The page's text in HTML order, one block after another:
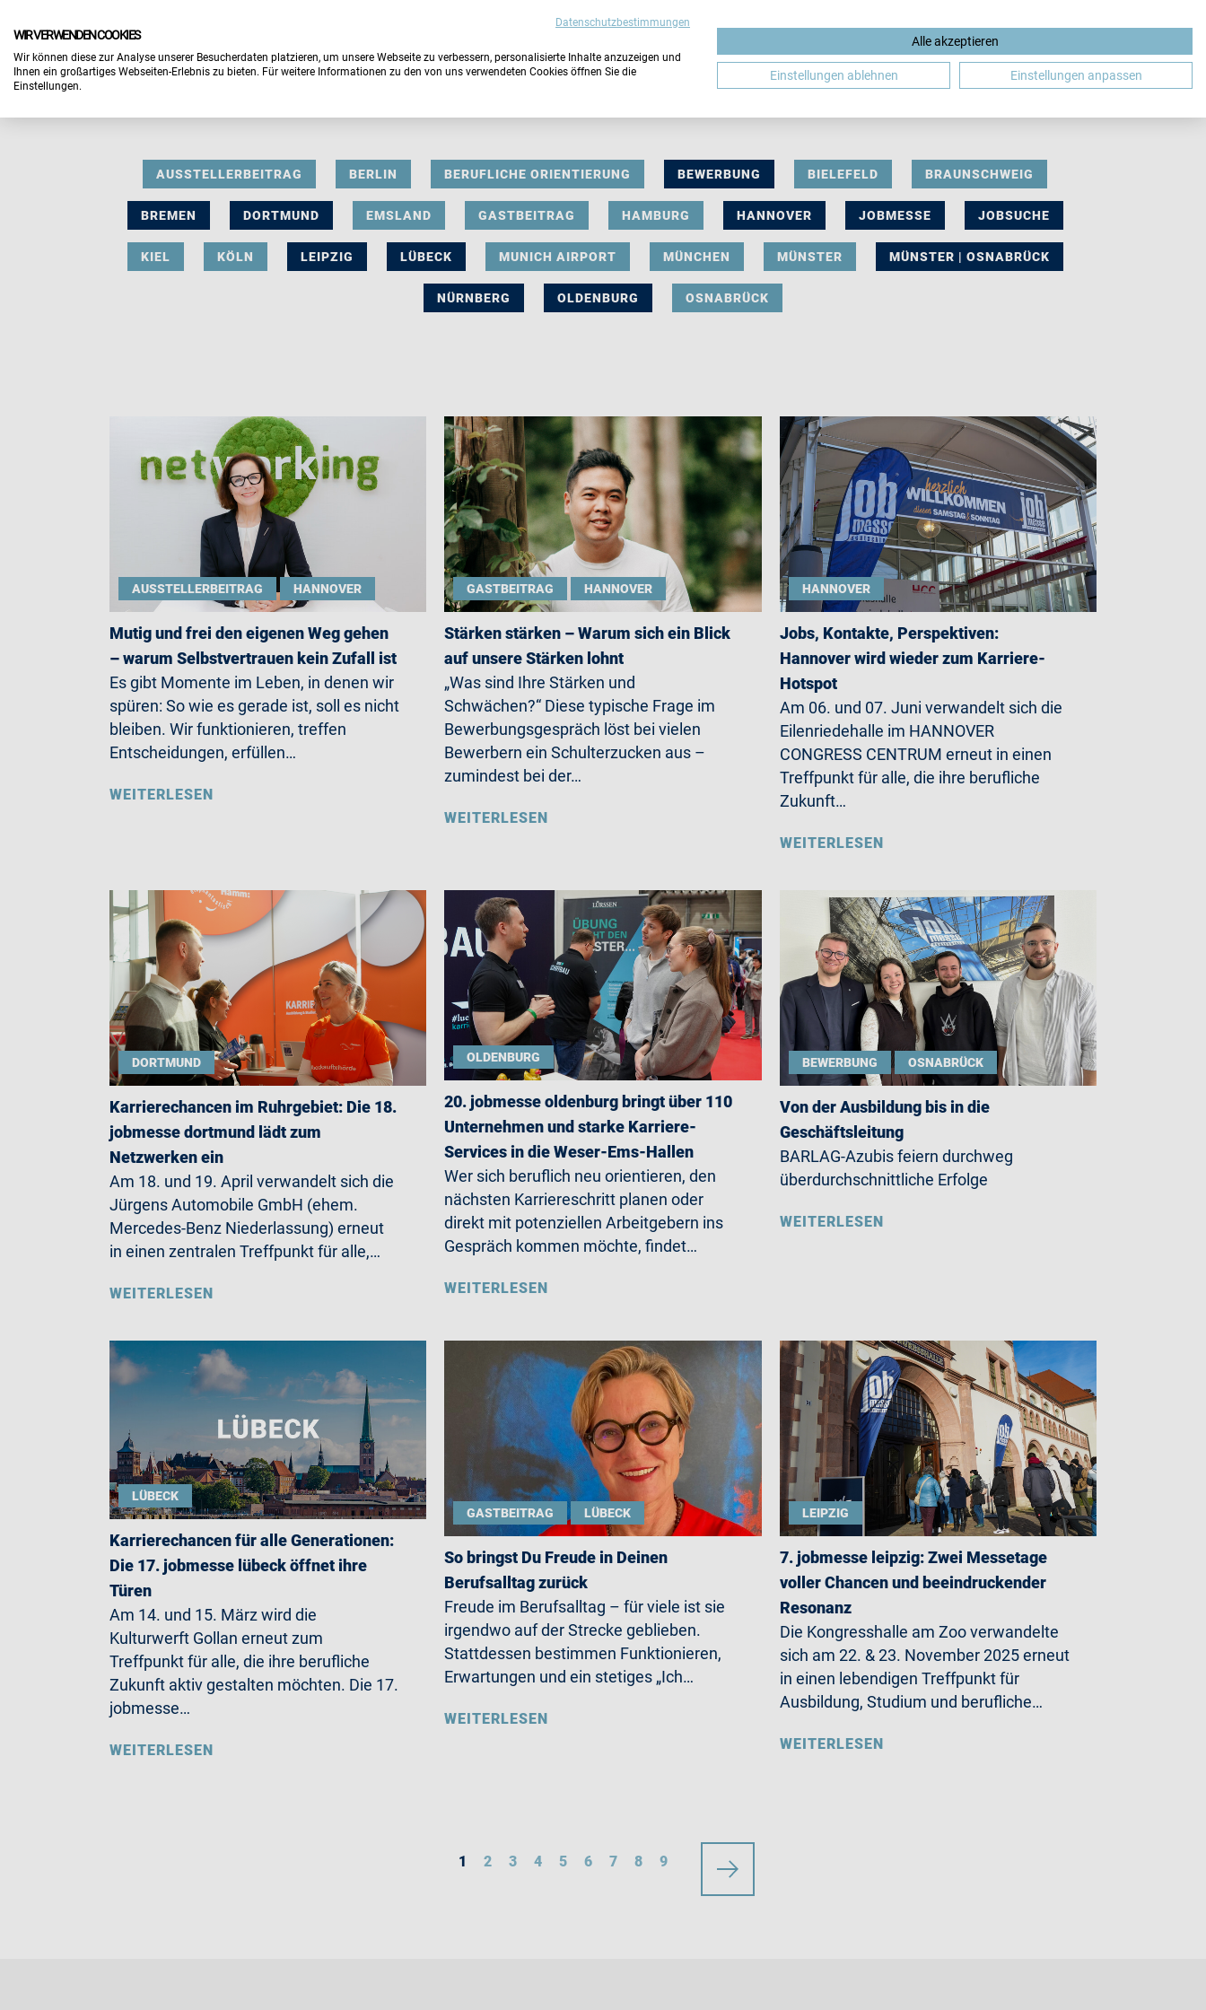
DE
AUSSTELLERBEITRAG BERLIN BERUFLICHE ORIENTIERUNG BEWERBUNG BIELEFELD BRAUNSCHWEIG
BREMEN DORTMUND EMSLAND GASTBEITRAG HAMBURG HANNOVER JOBMESSE JOBSUCHE
KIEL KÖLN LEIPZIG LÜBECK MUNICH AIRPORT MÜNCHEN MÜNSTER MÜNSTER | OSNABRÜCK
NÜRNBERG OLDENBURG OSNABRÜCK
AUSSTELLERBEITRAG HANNOVER
Mutig und frei den eigenen Weg gehen
– warum Selbstvertrauen kein Zufall ist
Es gibt Momente im Leben, in denen wir
spüren: So wie es gerade ist, soll es nicht
bleiben. Wir funktionieren, treffen
Entscheidungen, erfüllen…
WEITERLESEN
GASTBEITRAG HANNOVER
Stärken stärken – Warum sich ein Blick
auf unsere Stärken lohnt
„Was sind Ihre Stärken und
Schwächen?“ Diese typische Frage im
Bewerbungsgespräch löst bei vielen
Bewerbern ein Schulterzucken aus –
zumindest bei der…
WEITERLESEN
HANNOVER
Jobs, Kontakte, Perspektiven:
Hannover wird wieder zum Karriere-
Hotspot
Am 06. und 07. Juni verwandelt sich die
Eilenriedehalle im HANNOVER
CONGRESS CENTRUM erneut in einen
Treffpunkt für alle, die ihre berufliche
Zukunft…
WEITERLESEN
DORTMUND
Karrierechancen im Ruhrgebiet: Die 18.
jobmesse dortmund lädt zum
Netzwerken ein
Am 18. und 19. April verwandelt sich die
Jürgens Automobile GmbH (ehem.
Mercedes-Benz Niederlassung) erneut
in einen zentralen Treffpunkt für alle,…
WEITERLESEN
OLDENBURG
20. jobmesse oldenburg bringt über 110
Unternehmen und starke Karriere-
Services in die Weser-Ems-Hallen
Wer sich beruflich neu orientieren, den
nächsten Karriereschritt planen oder
direkt mit potenziellen Arbeitgebern ins
Gespräch kommen möchte, findet…
WEITERLESEN
BEWERBUNG OSNABRÜCK
Von der Ausbildung bis in die
Geschäftsleitung
BARLAG-Azubis feiern durchweg
überdurchschnittliche Erfolge
WEITERLESEN
LÜBECK
Karrierechancen für alle Generationen:
Die 17. jobmesse lübeck öffnet ihre
Türen
Am 14. und 15. März wird die
Kulturwerft Gollan erneut zum
Treffpunkt für alle, die ihre berufliche
Zukunft aktiv gestalten möchten. Die 17.
jobmesse…
WEITERLESEN
GASTBEITRAG LÜBECK
So bringst Du Freude in Deinen
Berufsalltag zurück
Freude im Berufsalltag – für viele ist sie
irgendwo auf der Strecke geblieben.
Stattdessen bestimmen Funktionieren,
Erwartungen und ein stetiges „Ich…
WEITERLESEN
LEIPZIG
7. jobmesse leipzig: Zwei Messetage
voller Chancen und beeindruckender
Resonanz
Die Kongresshalle am Zoo verwandelte
sich am 22. & 23. November 2025 erneut
in einen lebendigen Treffpunkt für
Ausbildung, Studium und berufliche…
WEITERLESEN
1 2 3 4 5 6 7 8 9
Datenschutzbestimmungen
WIR VERWENDEN COOKIES
Wir können diese zur Analyse unserer Besucherdaten platzieren, um unsere Webseite zu verbessern, personalisierte Inhalte anzuzeigen und
Ihnen ein großartiges Webseiten-Erlebnis zu bieten. Für weitere Informationen zu den von uns verwendeten Cookies öffnen Sie die
Einstellungen.
Alle akzeptieren
Einstellungen ablehnen Einstellungen anpassen